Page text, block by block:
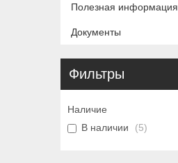
Полезная информация
Документы
Фильтры
Наличие
В наличии
5